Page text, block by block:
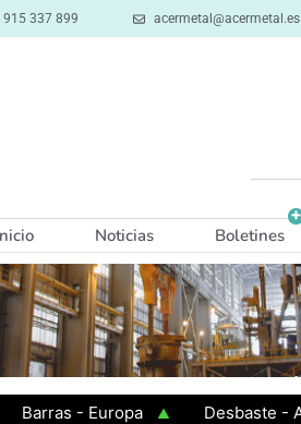
915 337 899 acermetal@acermetal.es
Noticias Boletines
- Europa Desbaste - Asia